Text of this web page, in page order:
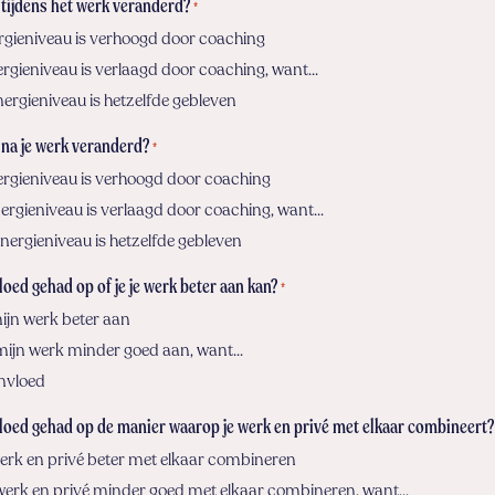
het werk veranderd? *
is verhoogd door coaching
is verlaagd door coaching, want...
is hetzelfde gebleven
je werk veranderd? *
is verhoogd door coaching
is verlaagd door coaching, want...
is hetzelfde gebleven
gehad op of je je werk beter aan kan? *
werk beter aan
werk minder goed aan, want...
gehad op de manier waarop je werk en privé met elkaar combineert?
en privé beter met elkaar combineren